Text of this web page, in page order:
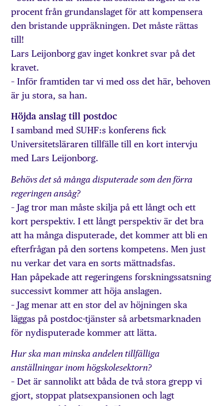
procent från grundanslaget för att kompensera
den bristande uppräkningen. Det måste rättas
till!
Lars Leijonborg gav inget konkret svar på det
kravet.
– Inför framtiden tar vi med oss det här, behoven
är ju stora, sa han.
Höjda anslag till postdoc
I samband med SUHF:s konferens fick
Universitetsläraren tillfälle till en kort intervju
med Lars Leijonborg.
Behövs det så många disputerade som den förra
regeringen ansåg?
– Jag tror man måste skilja på ett långt och ett
kort perspektiv. I ett långt perspektiv är det bra
att ha många disputerade, det kommer att bli en
efterfrågan på den sortens kompetens. Men just
nu verkar det vara en sorts mättnadsfas.
Han påpekade att regeringens forskningssatsning
successivt kommer att höja anslagen.
– Jag menar att en stor del av höjningen ska
läggas på postdoc-tjänster så arbetsmarknaden
för nydisputerade kommer att lätta.
Hur ska man minska andelen tillfälliga
anställningar inom högskolesektorn?
– Det är sannolikt att båda de två stora grepp vi
gjort, stoppat platsexpansionen och lagt